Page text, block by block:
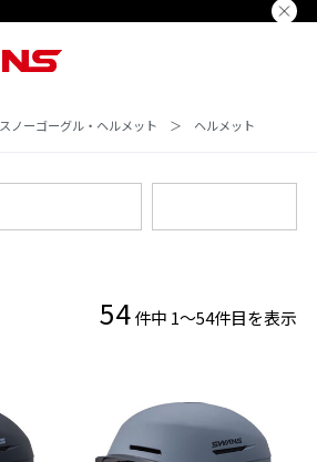
スノーゴーグル・ヘルメット ＞ ヘルメット
54件中 1～54件目を表示